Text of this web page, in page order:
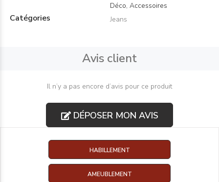
Déco, Accessoires
Catégories Jeans
Avis client
Il n’y a pas encore d’avis pour ce produit
DÉPOSER MON AVIS
HABILLEMENT
AMEUBLEMENT